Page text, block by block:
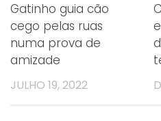
Gatinho guia cão
cego pelas ruas
numa prova de
amizade
JULHO 19, 2022